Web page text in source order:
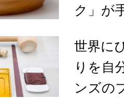
ク」が
世界に
りを自
ンズの